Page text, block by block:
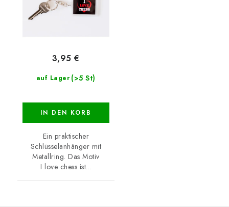
auf Lager (>5 St)
3,95 €
IN DEN KORB
Ein praktischer
Schlüsselanhänger mit
Metallring. Das Motiv
I love chess ist...